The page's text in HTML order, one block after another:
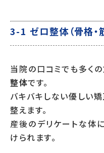
3-1 ゼロ整体（骨格・
当院の口コミでも多く
整体です。
バキバキしない優しい
整えます。
産後のデリケートな体
けられます。